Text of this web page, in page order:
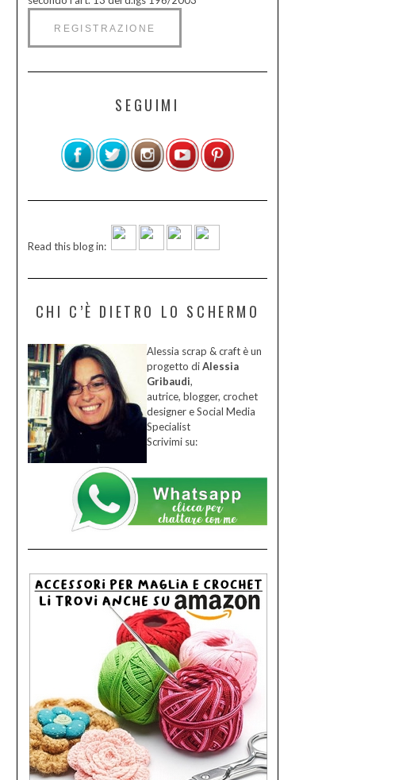
SEGUIMI
Read this blog in:
CHI C’È DIETRO LO SCHERMO
Alessia scrap & craft è un
progetto diAlessia
Gribaudi,
autrice, blogger, crochet
designer e Social Media
Specialist
Scrivimi su: